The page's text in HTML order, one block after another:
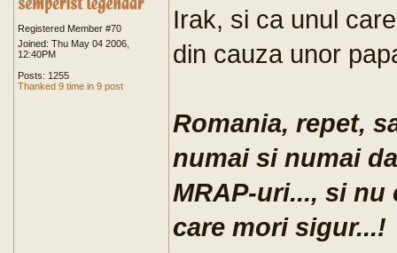
Registered Member #70
Joined: Thu May 04 2006,
12:40PM
Posts: 1255
Thanked 9 time in 9 post
Irak, si ca unul
din cauza unor
Romania, repet,
numai si numai
MRAP-uri..., si nu
care mori sigur...!